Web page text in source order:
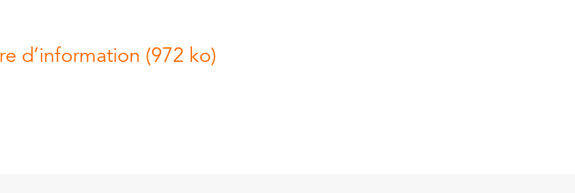
d’information (972 ko)